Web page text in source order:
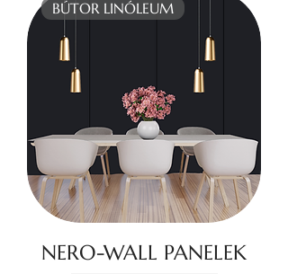
BÚTOR LINÓLEUM
NERO-WALL PANELEK